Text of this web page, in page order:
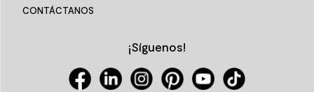
CONTÁCTANOS
¡Síguenos!